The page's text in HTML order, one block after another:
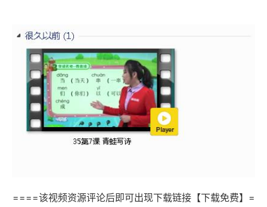
====该视频资源评论后即可出现下载链接【下载免费】=